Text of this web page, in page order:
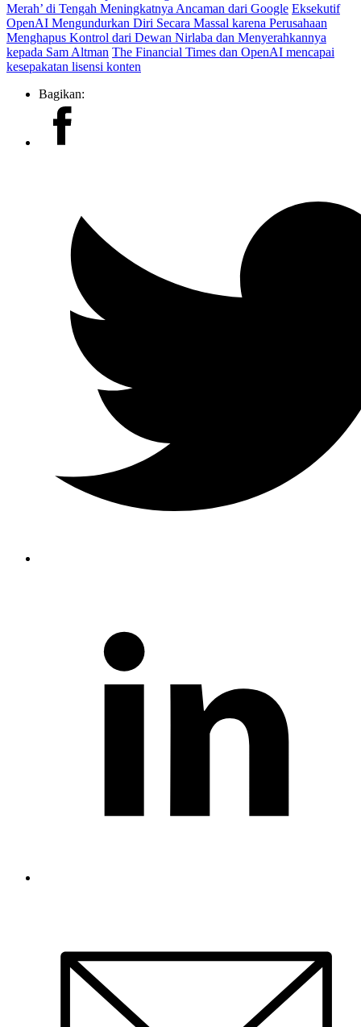
Merah’ di Tengah Meningkatnya Ancaman dari Google Eksekutif
OpenAI Mengundurkan Diri Secara Massal karena Perusahaan
Menghapus Kontrol dari Dewan Nirlaba dan Menyerahkannya
kepada Sam Altman The Financial Times dan OpenAI mencapai
kesepakatan lisensi konten
Bagikan: